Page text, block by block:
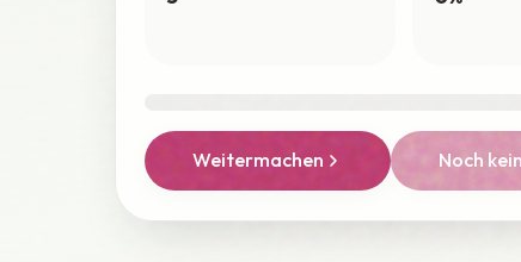
Weitermachen Noch